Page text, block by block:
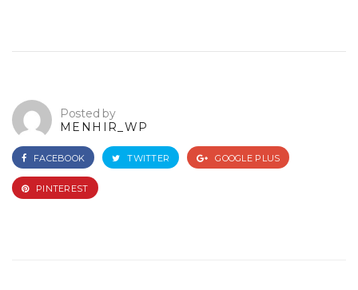
Posted by
MENHIR_WP
FACEBOOK TWITTER GOOGLE PLUS
PINTEREST